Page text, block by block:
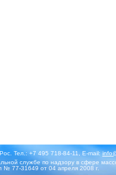
Тел.: +7 495 718-84-11, E-mail:
службе по надзору в сфере
№ 77-31649 от 04 апреля 2008 г.